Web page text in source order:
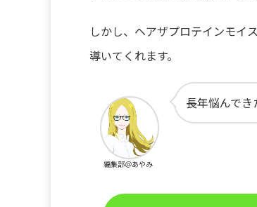
しかし、ヘアザプロテインモイ
導いてくれます。
長年悩んでき
編集部＠あやみ